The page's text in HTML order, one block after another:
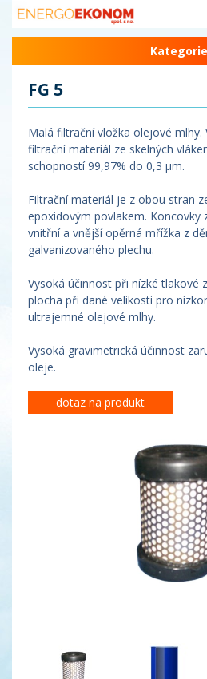
Kategorie
FG 5
Malá filtrační vložka olejové mlhy.
filtrační materiál ze skelných
schopností 99,97% do 0,3 µm.
Filtrační materiál je z obou stran
epoxidovým povlakem. Koncovky
vnitřní a vnější opěrná mřížka z
galvanizovaného plechu.
Vysoká účinnost při nízké tlakové
plocha při dané velikosti pro
ultrajemné olejové mlhy.
Vysoká gravimetrická účinnost
oleje.
dotaz na produkt